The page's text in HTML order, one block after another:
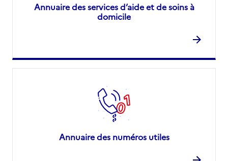
Annuaire des services d’aide et de soins à
domicile
Annuaire des numéros utiles